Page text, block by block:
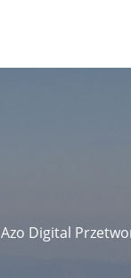
Azo Digital